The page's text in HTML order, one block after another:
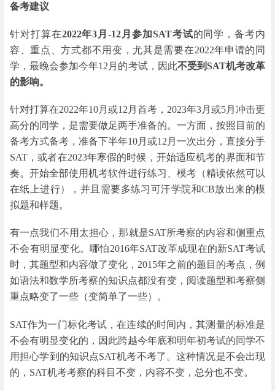
备考建议
针对打算在2022年3月-12月参加SAT考试的同学，备考内
容、重点、方式都不用变，尤其是需要在2022年申请的同
学，最晚会参加今年12月的考试，因此不受到SAT机考改革
的影响。
针对打算在2022年10月或12月首考，2023年3月或5月冲击更
高分的同学，是需要做足两手准备的。一方面，按照目前的
备考方式备考，准备下半年10月或12月一次出分，直接分手
SAT，或者在2023年寒假的时候，开始适应机考的界面和节
奏。开始全部使用机考软件进行练习、模考（精读依然可以
在纸上进行），并且需要多练习可汗学院和CB放出来的模
拟题和样题。
有一点我们不用太担心，那就是SAT所考察的内容和侧重点
不会有明显变化。哪怕2016年SAT改革成现在的新SAT考试
时，其题型和内容做了变化，2015年之前的题目的考点，例
如语法和数学所考察的知识点都没有变，阅读题型和考察侧
重点略变了一些（变简单了一些）。
SAT作为一门标化考试，在连续的时间内，其测量的标准是
不会有明显变化的，因此跨越今年底和明年初考试的同学不
用担心学到的知识点SAT机考不考了。这种情况是不会出现
的，SAT机考考察的科目不变，内容不变，总分也不变。